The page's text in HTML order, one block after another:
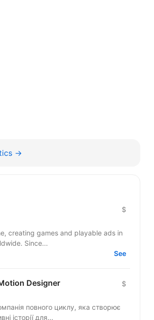
→
$
creating games and playable ads in
co-development and co-production with partners worldwide. Since...
See
Designer $
історії для...